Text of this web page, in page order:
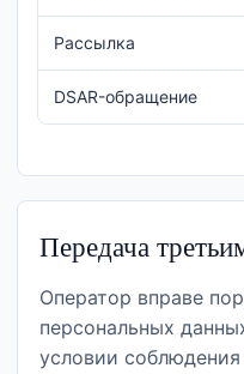
Рассылка
DSAR-обращение
Передача
Оператор вправе
персональных
условии